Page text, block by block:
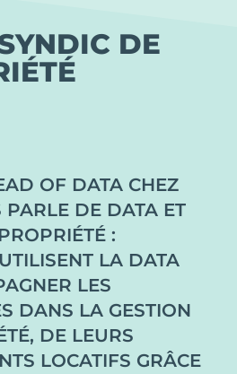
DE
OF DATA CHEZ
PARLE DE DATA ET
:
LA DATA
LES
DANS LA GESTION
DE LEURS
LOCATIFS GRÂCE